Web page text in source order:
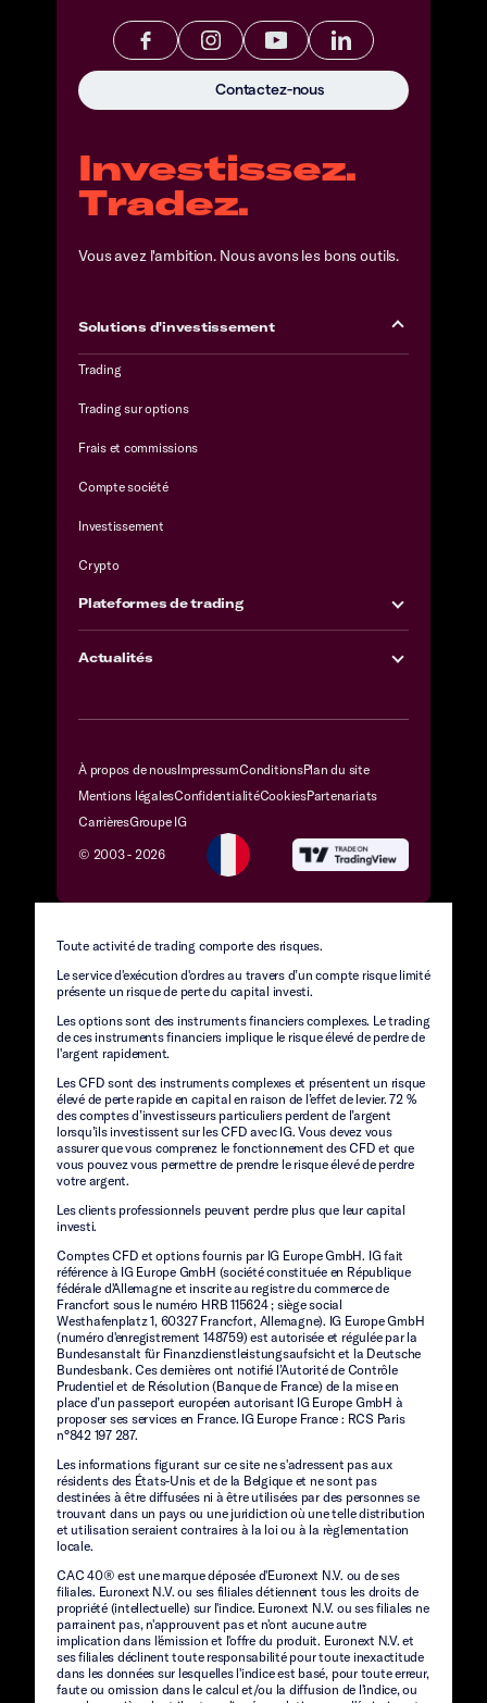
Investissez.
Tradez.
Vous avez l'ambition. Nous avons les bons outils.
Solutions d'investissement
Trading
Trading sur options
Frais et commissions
Compte société
Investissement
Crypto
Plateformes de trading
Actualités
À propos de nousImpressumConditionsPlan du site
Mentions légalesConfidentialitéCookiesPartenariats
CarrièresGroupe IG
© 2003 - 2026
Toute activité de trading comporte des risques.
Le service d'exécution d'ordres au travers d’un compte risque limité
présente un risque de perte du capital investi.
Les options sont des instruments financiers complexes. Le trading
de ces instruments financiers implique le risque élevé de perdre de
l'argent rapidement.
Les CFD sont des instruments complexes et présentent un risque
élevé de perte rapide en capital en raison de l’effet de levier. 72 %
des comptes d’investisseurs particuliers perdent de l’argent
lorsqu’ils investissent sur les CFD avec IG. Vous devez vous
assurer que vous comprenez le fonctionnement des CFD et que
vous pouvez vous permettre de prendre le risque élevé de perdre
votre argent.
Les clients professionnels peuvent perdre plus que leur capital
investi.
Comptes CFD et options fournis par IG Europe GmbH. IG fait
référence à IG Europe GmbH (société constituée en République
fédérale d'Allemagne et inscrite au registre du commerce de
Francfort sous le numéro HRB 115624 ; siège social
Westhafenplatz 1, 60327 Francfort, Allemagne). IG Europe GmbH
(numéro d'enregistrement 148759) est autorisée et régulée par la
Bundesanstalt für Finanzdienstleistungsaufsicht et la Deutsche
Bundesbank. Ces dernières ont notifié l’Autorité de Contrôle
Prudentiel et de Résolution (Banque de France) de la mise en
place d’un passeport européen autorisant IG Europe GmbH à
proposer ses services en France. IG Europe France : RCS Paris
n°842 197 287.
Les informations figurant sur ce site ne s'adressent pas aux
résidents des États-Unis et de la Belgique et ne sont pas
destinées à être diffusées ni à être utilisées par des personnes se
trouvant dans un pays ou une juridiction où une telle distribution
et utilisation seraient contraires à la loi ou à la règlementation
locale.
CAC 40® est une marque déposée d'Euronext N.V. ou de ses
filiales. Euronext N.V. ou ses filiales détiennent tous les droits de
propriété (intellectuelle) sur l'indice. Euronext N.V. ou ses filiales ne
parrainent pas, n'approuvent pas et n'ont aucune autre
implication dans l'émission et l'offre du produit. Euronext N.V. et
ses filiales déclinent toute responsabilité pour toute inexactitude
dans les données sur lesquelles l'indice est basé, pour toute erreur,
faute ou omission dans le calcul et/ou la diffusion de l'indice, ou